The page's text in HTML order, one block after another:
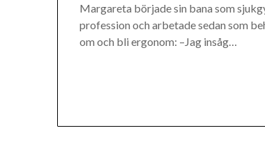
Margareta började sin bana som
profession och arbetade sedan som
om och bli ergonom: –Jag insåg…